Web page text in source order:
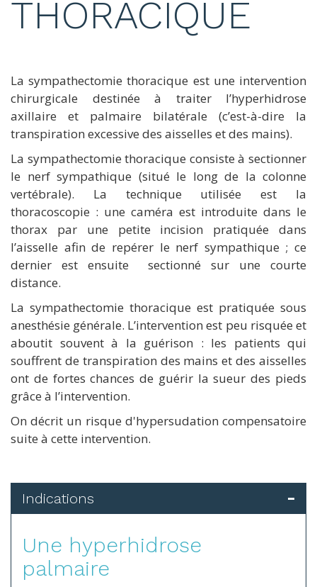
THORACIQUE
La sympathectomie thoracique est une intervention
chirurgicale destinée à traiter l’hyperhidrose
axillaire et palmaire bilatérale (c’est-à-dire la
transpiration excessive des aisselles et des mains).
La sympathectomie thoracique consiste à sectionner
le nerf sympathique (situé le long de la colonne
vertébrale). La technique utilisée est la
thoracoscopie : une caméra est introduite dans le
thorax par une petite incision pratiquée dans
l’aisselle afin de repérer le nerf sympathique ; ce
dernier est ensuite sectionné sur une courte
distance.
La sympathectomie thoracique est pratiquée sous
anesthésie générale. L’intervention est peu risquée et
aboutit souvent à la guérison : les patients qui
souffrent de transpiration des mains et des aisselles
ont de fortes chances de guérir la sueur des pieds
grâce à l’intervention.
On décrit un risque d'hypersudation compensatoire
suite à cette intervention.
Indications
Une hyperhidrose
palmaire